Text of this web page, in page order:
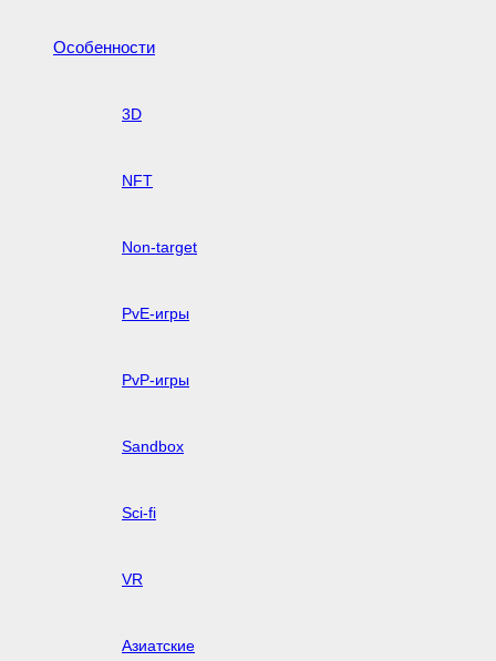
Особенности
3D
NFT
Non-target
PvE-игры
PvP-игры
Sandbox
Sci-fi
VR
Азиатские